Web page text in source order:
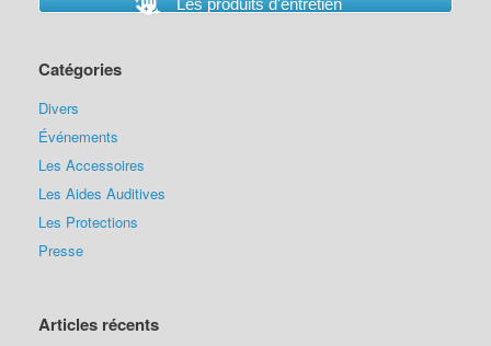
Catégories
Divers
Événements
Les Accessoires
Les Aides Auditives
Les Protections
Presse
Articles récents